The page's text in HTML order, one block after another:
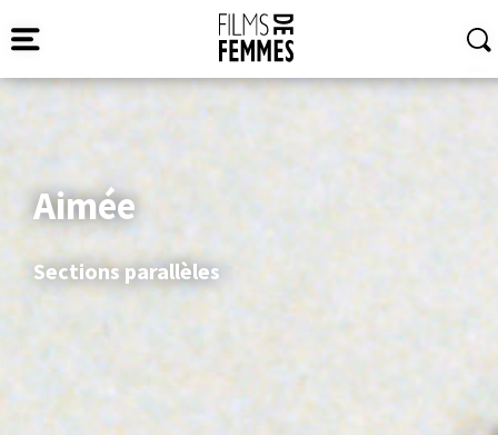
Aimée
Sections parallèles